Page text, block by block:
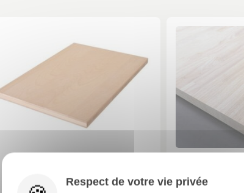
20 mm choix A/B
collé - Ép.
Respect de votre vie privée